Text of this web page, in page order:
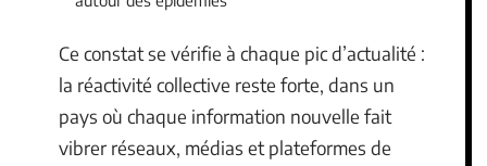
Ce constat se vérifie à chaque pic d’actualité :
la réactivité collective reste forte, dans un
pays où chaque information nouvelle fait
vibrer réseaux, médias et plateformes de